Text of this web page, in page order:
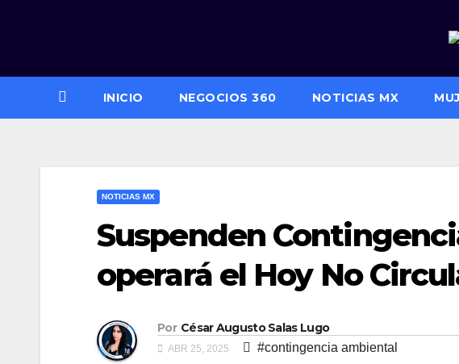
INICIO NEGOCIOS 360 NOTICIAS MX
NOTICIAS MX
Suspenden
operará el Hoy No
Por César Augusto Salas Lugo
ABR 25, 2025 #contingencia ambiental